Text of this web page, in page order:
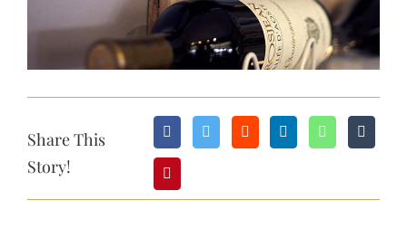
Share This
Story!